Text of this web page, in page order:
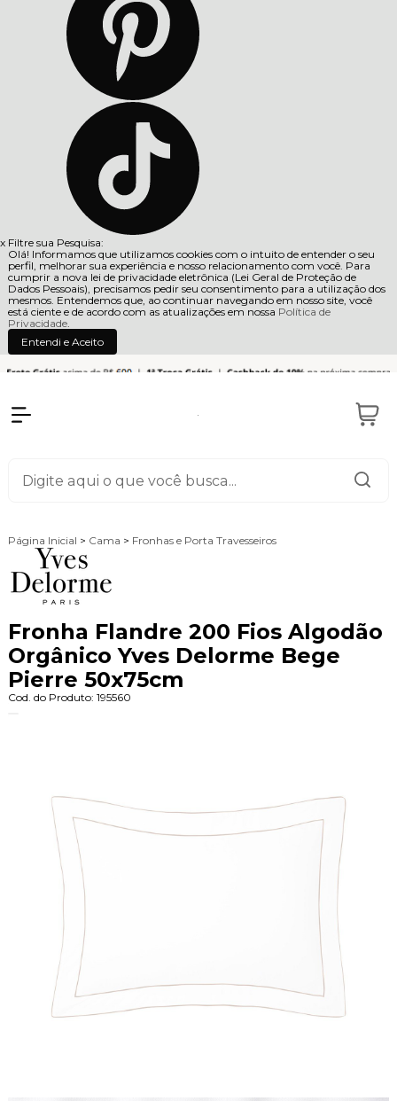
x Filtre sua Pesquisa:
Olá! Informamos que utilizamos cookies com o intuito de entender o seu
perfil, melhorar sua experiência e nosso relacionamento com você. Para
cumprir a nova lei de privacidade eletrônica (Lei Geral de Proteção de
Dados Pessoais), precisamos pedir seu consentimento para a utilização dos
mesmos. Entendemos que, ao continuar navegando em nosso site, você
está ciente e de acordo com as atualizações em nossa Política de
Privacidade.
Entendi e Aceito
Página Inicial > Cama > Fronhas e Porta Travesseiros
Fronha Flandre 200 Fios Algodão
Orgânico Yves Delorme Bege
Pierre 50x75cm
Cod. do Produto: 195560